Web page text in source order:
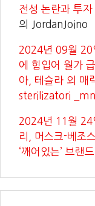
전성 논란과 투
의
JordanJoino
2024년 09월 20
에 힘입어 월가
아, 테슬라 외 매
sterilizatori
2024년 11월 24
리, 머스크-베조
‘깨어있는’ 브랜